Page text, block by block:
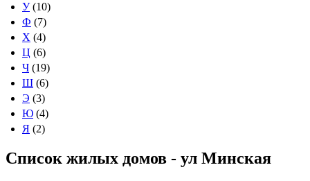
У(10)
Ф (7)
Х (4)
Ц (6)
Ч (19)
Ш (6)
Э (3)
Ю (4)
Я (2)
Список жилых домов - ул Минская